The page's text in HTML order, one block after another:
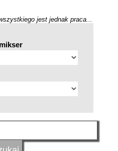
jest jednak praca...
mikser